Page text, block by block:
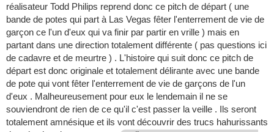
réalisateur Todd Philips reprend donc ce pitch de départ ( une
bande de potes qui part à Las Vegas fêter l'enterrement de vie de
garçon ce l'un d'eux qui va finir par partir en vrille ) mais en
partant dans une direction totalement différente ( pas questions ici
de cadavre et de meurtre ) . L'histoire qui suit donc ce pitch de
départ est donc originale et totalement délirante avec une bande
de pote qui vont fêter l'enterrement de vie de garçons de l'un
d'eux . Malheureusement pour eux le lendemain il ne se
souviendront de rien de ce qu'il c'est passer la veille . Ils seront
totalement amnésique et ils vont découvrir des trucs hahurissants